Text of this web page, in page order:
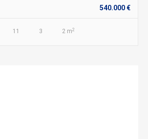
540.000 €
11 3 2 m2